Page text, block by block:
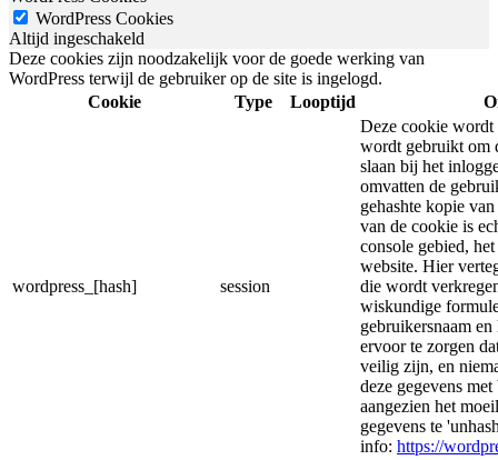
WordPress Cookies
Altijd ingeschakeld
Deze cookies zijn noodzakelijk voor de goede werking van
WordPress terwijl de gebruiker op de site is ingelogd.
Cookie
Type Looptijd
wordpress_[hash] session
Deze cookie wordt
wordt gebruikt om
slaan bij het
omvatten de
gehashte kopie
van de cookie is
console gebied,
website. Hier
die wordt
wiskundige
gebruikersnaam
ervoor te zorgen
veilig zijn, en
deze gegevens
aangezien het
gegevens te
info: https://